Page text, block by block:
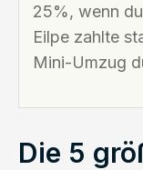
25%, wenn
Eilpe zahlte
Mini-Umzug
Die 5